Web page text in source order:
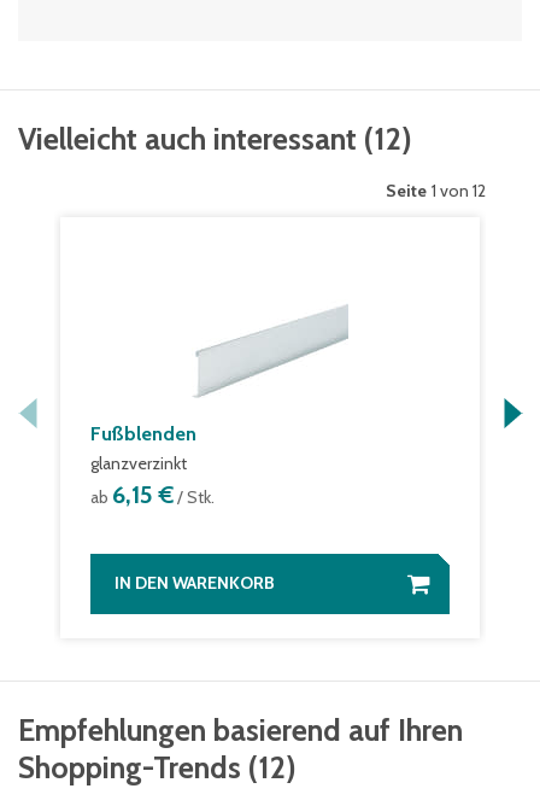
Vielleicht auch interessant (12)
Seite 1 von 12
Fußblenden
glanzverzinkt
ab 6,15 €/ Stk.
IN DEN WARENKORB
Empfehlungen basierend auf Ihren
Shopping-Trends (12)